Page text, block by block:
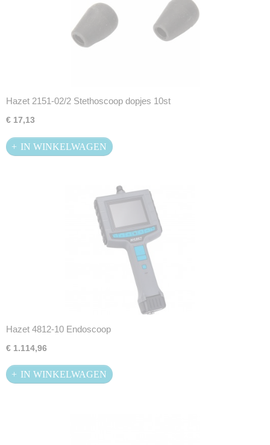
Hazet 2151-02/2 Stethoscoop dopjes 10st
€ 17,13
IN WINKELWAGEN
Hazet 4812-10 Endoscoop
€ 1.114,96
IN WINKELWAGEN